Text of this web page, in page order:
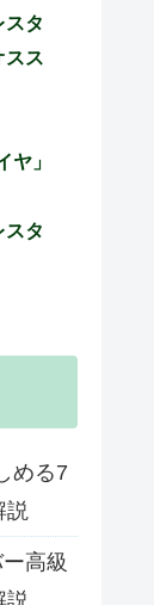
タ
スス
ヤ」
スタ
める7
説
高級